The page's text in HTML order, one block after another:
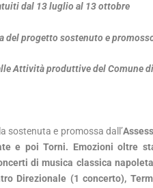
dal 13 luglio al 13 ottobre
del progetto sostenuto e
Attività produttive del Comune
sostenuta e promossa dall’
e poi Torni. Emozioni oltre
di musica classica
Direzionale (1 concerto),